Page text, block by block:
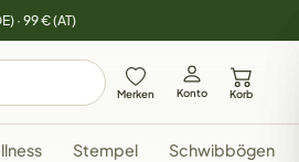
· 99 € (AT)
Merken Konto Korb
Stempel Schwibbögen